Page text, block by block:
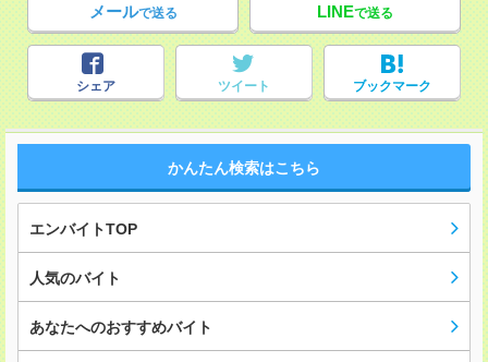
メールで送る LINEで送る
シェア ツイート ブックマーク
かんたん検索はこちら
エンバイトTOP
人気のバイト
あなたへのおすすめバイト